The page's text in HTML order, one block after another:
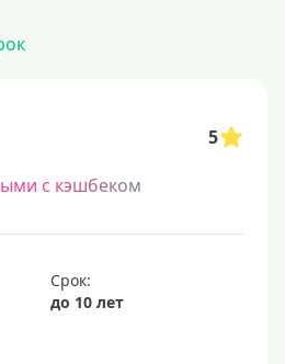
5
с кэшбеком
Срок:
до 10 лет